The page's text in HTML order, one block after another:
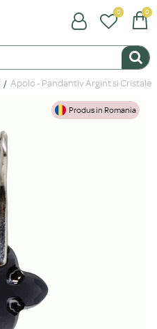
0 0
Apolo - Pandantiv Argint si Cristale
Produs in Romania